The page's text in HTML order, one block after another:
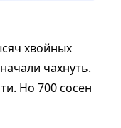
хвойных
чахнуть.
Но 700 сосен